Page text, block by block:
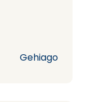
Gehiago